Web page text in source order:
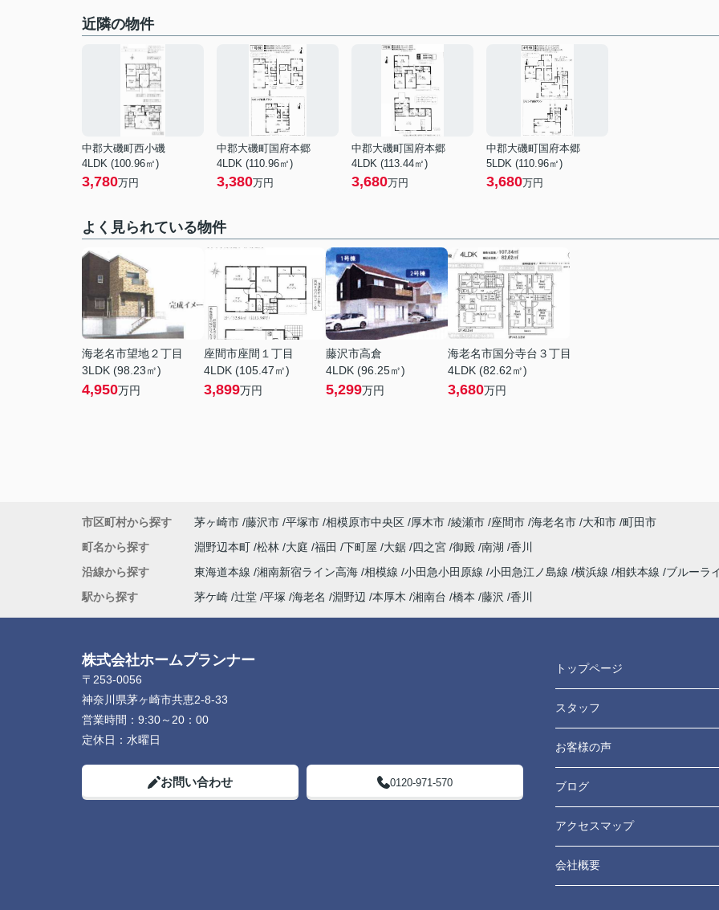
近隣の物件
中郡大磯町西小磯
4LDK (100.96㎡)
3,780万円
中郡大磯町国府本郷
4LDK (110.96㎡)
3,380万円
中郡大磯町国府本郷
4LDK (113.44㎡)
3,680万円
中郡大磯町国府本郷
5LDK (110.96㎡)
3,680万円
よく見られている物件
海老名市望地２丁目
3LDK (98.23㎡)
4,950万円
座間市座間１丁目
4LDK (105.47㎡)
3,899万円
藤沢市高倉
4LDK (96.25㎡)
5,299万円
海老名市国分寺台３丁目
4LDK (82.62㎡)
3,680万円
市区町村から探す 茅ヶ崎市 藤沢市 平塚市 相模原市中央区 厚木市 綾瀬市 座間市 海老名市 大和市 町田市
町名から探す
淵野辺本町 松林 大庭 福田 下町屋 大鋸 四之宮 御殿 南湖 香川
沿線から探す
東海道本線 湘南新宿ライン高海 相模線 小田急小田原線 小田急江ノ島線 横浜線 相鉄本線 ブルーラ
駅から探す
茅ケ崎 辻堂 平塚 海老名 淵野辺 本厚木 湘南台 橋本 藤沢 香川
株式会社ホームプランナー
〒253-0056
神奈川県茅ヶ崎市共恵2-8-33
営業時間： 9:30～20：00
定休日： 水曜日
お問い合わせ 0120-971-570
トップページ
スタッフ
お客様の声
ブログ
アクセスマップ
会社概要